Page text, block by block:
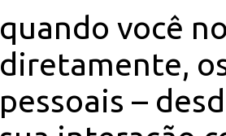
quando você
diretamente,
pessoais –